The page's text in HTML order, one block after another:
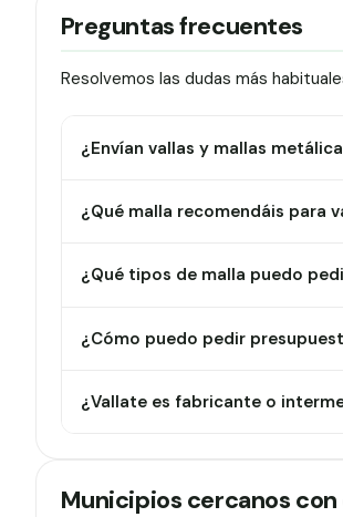
Preguntas frecuentes
Resolvemos las dudas más
¿Envían vallas y mallas
¿Qué malla recomendáis para
¿Qué tipos de malla puedo
¿Cómo puedo pedir
¿Vallate es fabricante o
Municipios cercanos